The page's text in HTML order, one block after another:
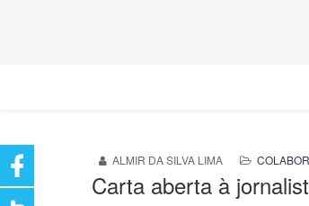
ALMIR DA SILVA LIMA
Carta aberta à